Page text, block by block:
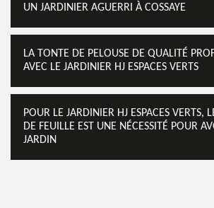
UN JARDINIER AGUERRI À COSSAYE
LA TONTE DE PELOUSE DE QUALITÉ
AVEC LE JARDINIER HJ ESPACES VERTS
POUR LE JARDINIER HJ ESPACES VERTS,
DE FEUILLE EST UNE NÉCESSITÉ POUR
JARDIN